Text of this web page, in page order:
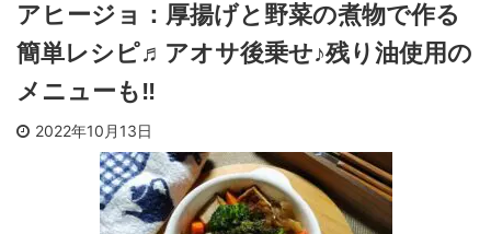
アヒージョ：厚揚げと野菜の煮物で作る
簡単レシピ♬アオサ後乗せ♪残り油使用の
メニューも‼
2022年10月13日